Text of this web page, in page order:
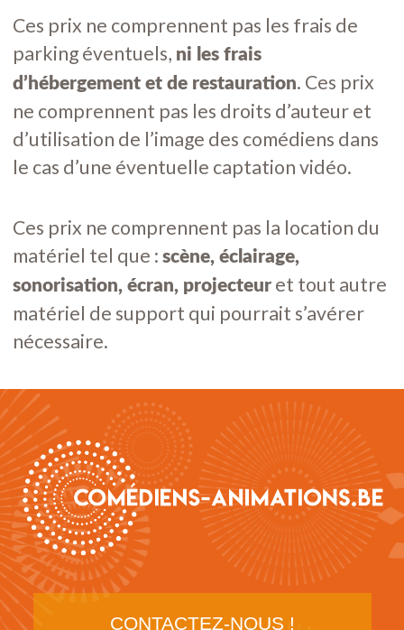
Ces prix ne comprennent pas les frais de
parking éventuels, ni les frais
d’hébergement et de restauration. Ces prix
ne comprennent pas les droits d’auteur et
d’utilisation de l’image des comédiens dans
le cas d’une éventuelle captation vidéo.
Ces prix ne comprennent pas la location du
matériel tel que : scène, éclairage,
sonorisation, écran, projecteur et tout autre
matériel de support qui pourrait s’avérer
nécessaire.
CONTACTEZ-NOUS !